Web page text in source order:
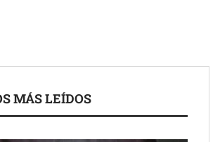
MÁS LEÍDOS